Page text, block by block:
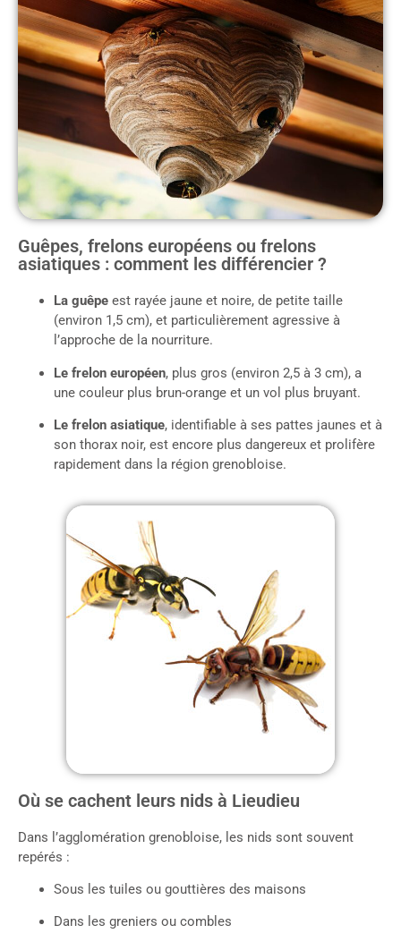
Guêpes, frelons européens ou frelons
asiatiques : comment les différencier ?
La guêpe est rayée jaune et noire, de petite taille
(environ 1,5 cm), et particulièrement agressive à
l’approche de la nourriture.
Le frelon européen, plus gros (environ 2,5 à 3 cm), a
une couleur plus brun-orange et un vol plus bruyant.
Le frelon asiatique, identifiable à ses pattes jaunes et à
son thorax noir, est encore plus dangereux et prolifère
rapidement dans la région grenobloise.
Où se cachent leurs nids à Lieudieu
Dans l’agglomération grenobloise, les nids sont souvent
repérés :
Sous les tuiles ou gouttières des maisons
Dans les greniers ou combles